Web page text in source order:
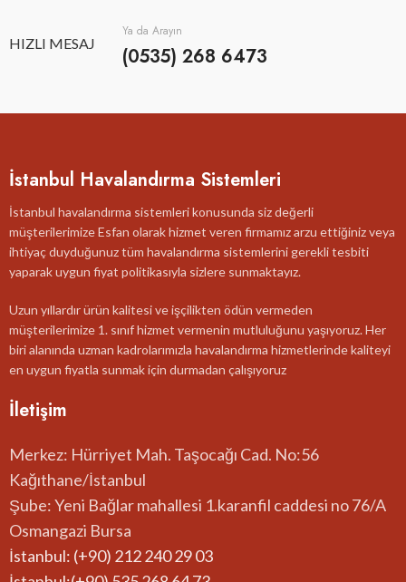
HIZLI MESAJ
Ya da Arayın
(0535) 268 6473
İstanbul Havalandırma Sistemleri
İstanbul havalandırma sistemleri konusunda siz değerli
müşterilerimize Esfan olarak hizmet veren firmamız arzu ettiğiniz veya
ihtiyaç duyduğunuz tüm havalandırma sistemlerini gerekli tesbiti
yaparak uygun fiyat politikasıyla sizlere sunmaktayız.
Uzun yıllardır ürün kalitesi ve işçilikten ödün vermeden
müşterilerimize 1. sınıf hizmet vermenin mutluluğunu yaşıyoruz. Her
biri alanında uzman kadrolarımızla havalandırma hizmetlerinde kaliteyi
en uygun fiyatla sunmak için durmadan çalışıyoruz
İletişim
Merkez: Hürriyet Mah. Taşocağı Cad. No:56
Kağıthane/İstanbul
Şube: Yeni Bağlar mahallesi 1.karanfil caddesi no 76/A
Osmangazi Bursa
İstanbul: (+90) 212 240 29 03